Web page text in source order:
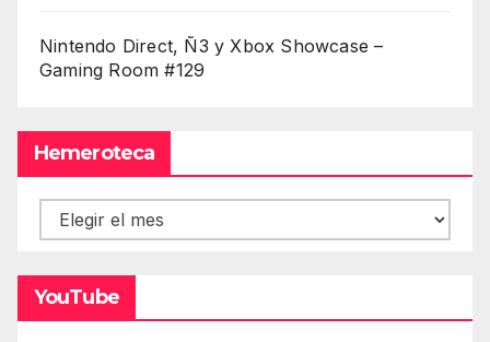
Nintendo Direct, Ñ3 y Xbox Showcase –
Gaming Room #129
Hemeroteca
Hemeroteca
YouTube